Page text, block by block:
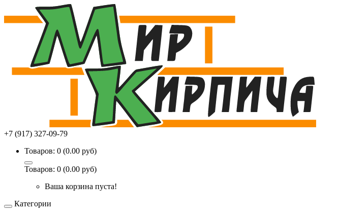
+7 (917) 327-09-79
Товаров: 0 (0.00 руб)
Товаров: 0 (0.00 руб)
Ваша корзина пуста!
Категории